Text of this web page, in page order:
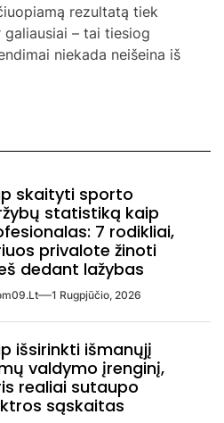
rezultatą tiek
– tai tiesiog
niekada neišeina iš
skaityti sporto
statistiką kaip
7 rodikliai,
privalote žinoti
dedant lažybas
1 Rugpjūčio, 2026
išsirinkti išmanųjį
valdymo įrenginį,
realiai sutaupo
sąskaitas